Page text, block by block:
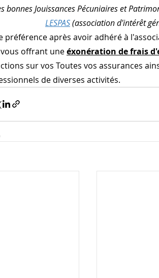
bonnes Jouissances Pécuniaires et
LESPAS (association d'intérêt
préférence après avoir adhéré à
vous offrant une éxonération de frais
sur vos Toutes vos assurances
de diverses activités.